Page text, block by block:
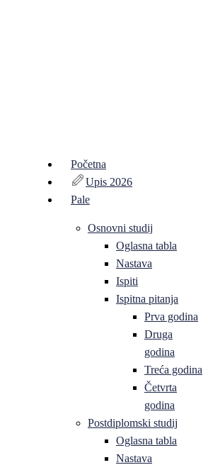
Početna
Upis 2026
Pale
Osnovni studij
Oglasna tabla
Nastava
Ispiti
Ispitna pitanja
Prva godina
Druga
godina
Treća godina
Četvrta
godina
Postdiplomski studij
Oglasna tabla
Nastava